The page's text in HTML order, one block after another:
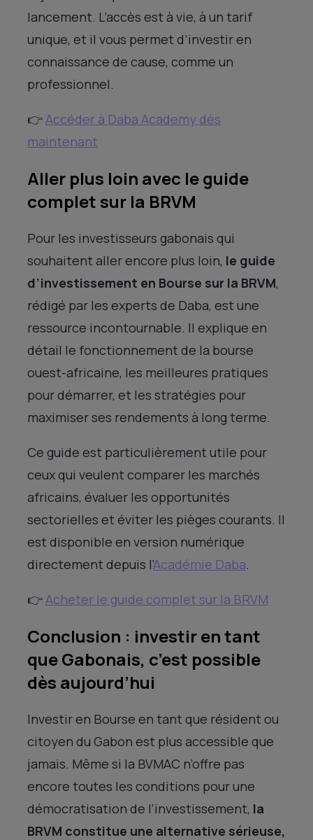
lancement. L’accès est à vie, à un tarif
unique, et il vous permet d’investir en
connaissance de cause, comme un
professionnel.
👉Accéder à Daba Academy dès
maintenant
Aller plus loin avec le guide
complet sur la BRVM
Pour les investisseurs gabonais qui
souhaitent aller encore plus loin, le guide
d’investissement en Bourse sur la BRVM,
rédigé par les experts de Daba, est une
ressource incontournable. Il explique en
détail le fonctionnement de la bourse
ouest-africaine, les meilleures pratiques
pour démarrer, et les stratégies pour
maximiser ses rendements à long terme.
Ce guide est particulièrement utile pour
ceux qui veulent comparer les marchés
africains, évaluer les opportunités
sectorielles et éviter les pièges courants. Il
est disponible en version numérique
directement depuis l’Académie Daba.
👉Acheter le guide complet sur la BRVM
Conclusion : investir en tant
que Gabonais, c’est possible
dès aujourd’hui
Investir en Bourse en tant que résident ou
citoyen du Gabon est plus accessible que
jamais. Même si la BVMAC n’offre pas
encore toutes les conditions pour une
démocratisation de l’investissement, la
BRVM constitue une alternative sérieuse,